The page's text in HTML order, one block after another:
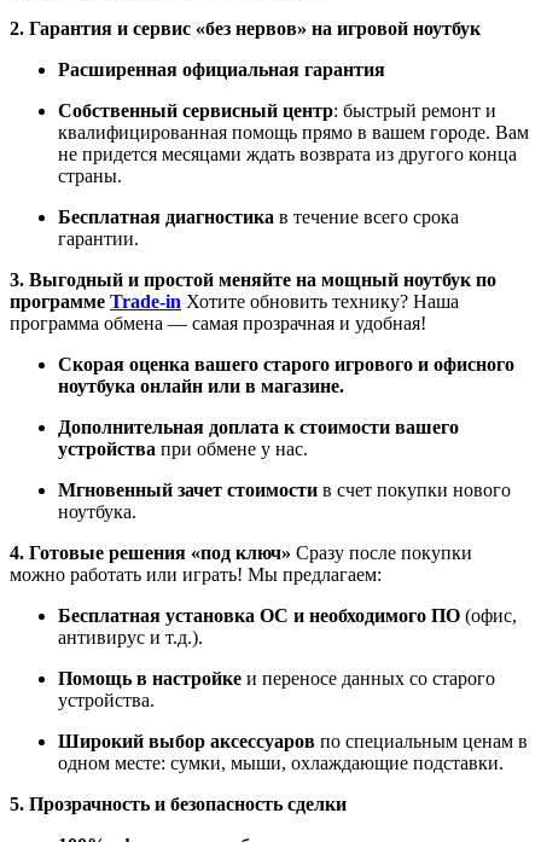
2. Гарантия и сервис «без нервов» на игровой ноутбук
Расширенная официальная гарантия
Собственный сервисный центр: быстрый ремонт и
квалифицированная помощь прямо в вашем городе. Вам
не придется месяцами ждать возврата из другого конца
страны.
Бесплатная диагностика в течение всего срока
гарантии.
3. Выгодный и простой меняйте на мощный ноутбук по
программе Trade-in Хотите обновить технику? Наша
программа обмена — самая прозрачная и удобная!
Скорая оценка вашего старого игрового и офисного
ноутбука онлайн или в магазине.
Дополнительная доплата к стоимости вашего
устройства при обмене у нас.
Мгновенный зачет стоимости в счет покупки нового
ноутбука.
4. Готовые решения «под ключ» Сразу после покупки
можно работать или играть! Мы предлагаем:
Бесплатная установка ОС и необходимого ПО (офис,
антивирус и т.д.).
Помощь в настройке и переносе данных со старого
устройства.
Широкий выбор аксессуаров по специальным ценам в
одном месте: сумки, мыши, охлаждающие подставки.
5. Прозрачность и безопасность сделки